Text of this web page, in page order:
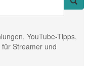
YouTube-Tipps,
Streamer und